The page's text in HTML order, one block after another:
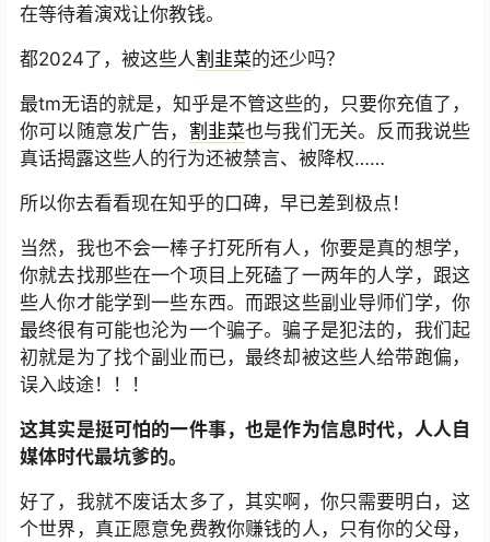
在等待着演戏让你教钱。
都2024了，被这些人割韭菜的还少吗？
最tm无语的就是，知乎是不管这些的，只要你充值了，
你可以随意发广告， 割韭菜也与我们无关。反而我说些
真话揭露这些人的行为还被禁言、被降权……
所以你去看看现在知乎的口碑，早已差到极点！
当然，我也不会一棒子打死所有人，你要是真的想学，
你就去找那些在一个项目上死磕了一两年的人学，跟这
些人你才能学到一些东西。而跟这些副业导师们学，你
最终很有可能也沦为一个骗子。骗子是犯法的，我们起
初就是为了找个副业而已，最终却被这些人给带跑偏，
误入歧途！！！
这其实是挺可怕的一件事，也是作为信息时代，人人自
媒体时代最坑爹的。
好了，我就不废话太多了，其实啊，你只需要明白，这
个世界，真正愿意免费教你赚钱的人，只有你的父母，